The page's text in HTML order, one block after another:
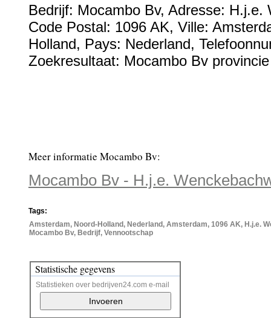
Bedrijf: Mocambo Bv, Adresse: H.j.e.
Code Postal: 1096 AK, Ville:
Holland, Pays: Nederland,
Zoekresultaat: Mocambo Bv
Meer informatie Mocambo Bv:
Mocambo Bv - H.j.e.
Tags:
Amsterdam, Noord-Holland, Nederland, Amsterdam, 1096 AK, H.j.e.
Mocambo Bv, Bedrijf, Vennootschap
Statistische gegevens
Statistieken over bedrijven24.com e-mail